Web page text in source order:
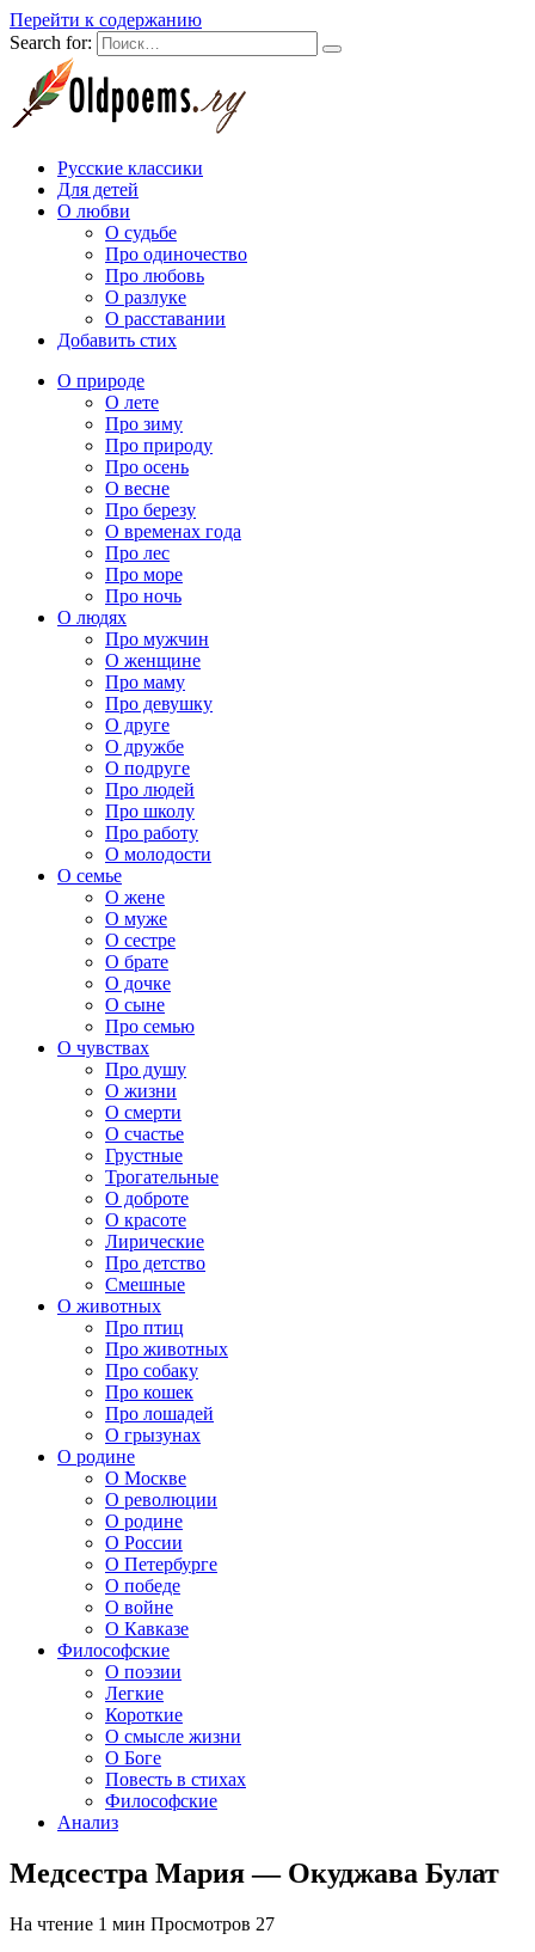
Перейти к содержанию
Search for:
Русские классики
Для детей
О любви
О судьбе
Про одиночество
Про любовь
О разлуке
О расставании
Добавить стих
О природе
О лете
Про зиму
Про природу
Про осень
О весне
Про березу
О временах года
Про лес
Про море
Про ночь
О людях
Про мужчин
О женщине
Про маму
Про девушку
О друге
О дружбе
О подруге
Про людей
Про школу
Про работу
О молодости
О семье
О жене
О муже
О сестре
О брате
О дочке
О сыне
Про семью
О чувствах
Про душу
О жизни
О смерти
О счастье
Грустные
Трогательные
О доброте
О красоте
Лирические
Про детство
Смешные
О животных
Про птиц
Про животных
Про собаку
Про кошек
Про лошадей
О грызунах
О родине
О Москве
О революции
О родине
О России
О Петербурге
О победе
О войне
О Кавказе
Философские
О поэзии
Легкие
Короткие
О смысле жизни
О Боге
Повесть в стихах
Философские
Анализ
Медсестра Мария — Окуджава Булат
На чтение 1 мин Просмотров 27